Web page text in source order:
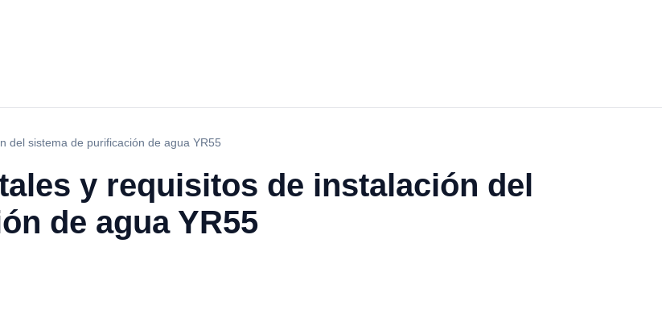
del sistema de purificación de agua YR55
y requisitos de instalación del
de agua YR55